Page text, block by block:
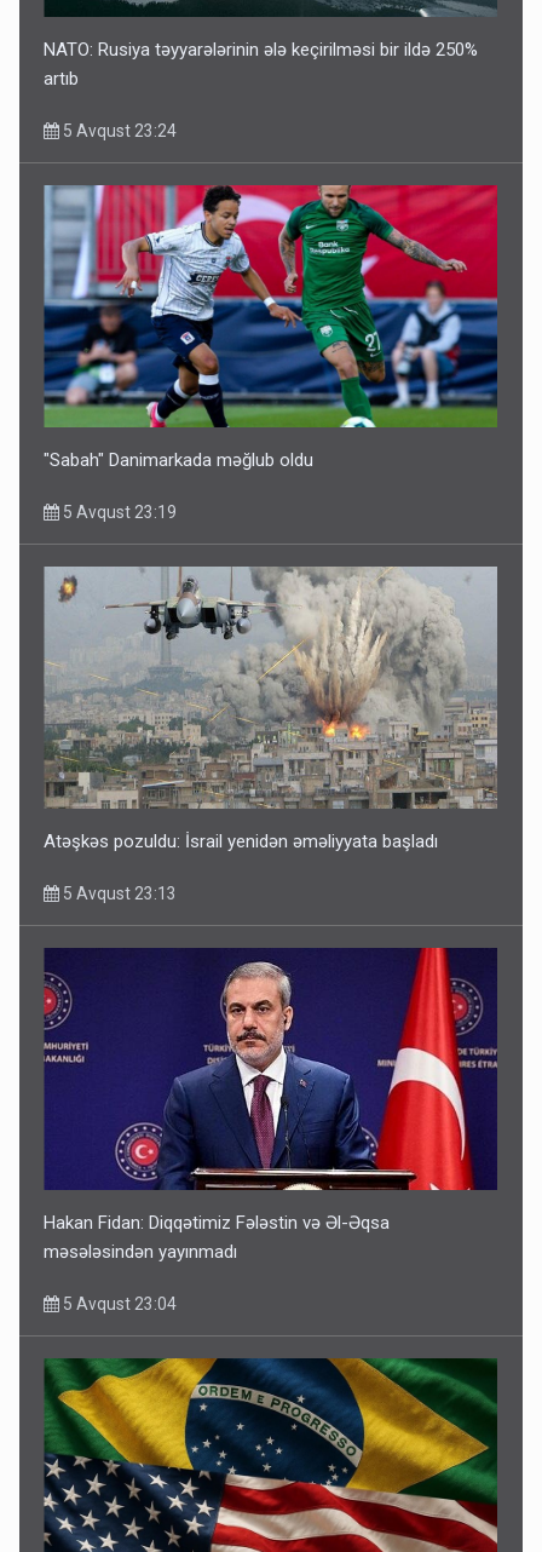
NATO: Rusiya təyyarələrinin ələ keçirilməsi bir ildə 250%
artıb
5 Avqust 23:24
"Sabah" Danimarkada məğlub oldu
5 Avqust 23:19
Atəşkəs pozuldu: İsrail yenidən əməliyyata başladı
5 Avqust 23:13
Hakan Fidan: Diqqətimiz Fələstin və Əl-Əqsa
məsələsindən yayınmadı
5 Avqust 23:04